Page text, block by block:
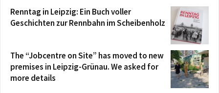
Renntag in Leipzig: Ein Buch voller
Geschichten zur Rennbahn im Scheibenholz
The “Jobcentre on Site” has moved to new
premises in Leipzig-Grünau. We asked for
more details